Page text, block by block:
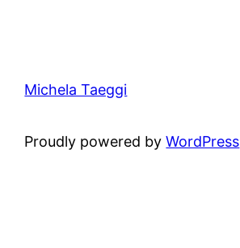
Michela Taeggi
Proudly powered byWordPress